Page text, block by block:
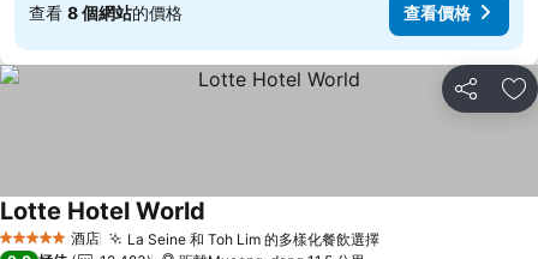
查看 8 個網站的價格 查看價格
分享 放
5 星級 酒店 La Seine 和 Toh Lim 的多樣化餐飲選擇
Lotte Hotel World